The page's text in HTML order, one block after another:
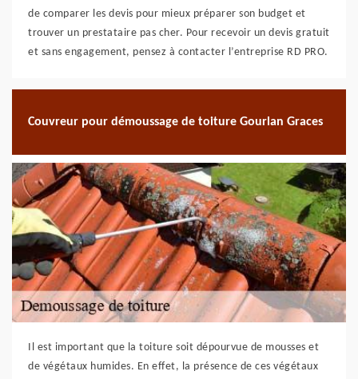
de comparer les devis pour mieux préparer son budget et
trouver un prestataire pas cher. Pour recevoir un devis gratuit
et sans engagement, pensez à contacter l’entreprise RD PRO.
Couvreur pour démoussage de toiture Gourlan Graces
Il est important que la toiture soit dépourvue de mousses et
de végétaux humides. En effet, la présence de ces végétaux